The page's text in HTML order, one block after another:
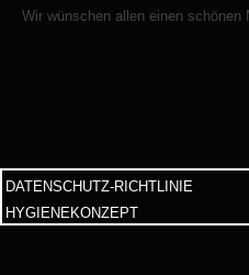
Wir wünschen allen einen schönen
DATENSCHUTZ-RICHTLINIE
HYGIENEKONZEPT